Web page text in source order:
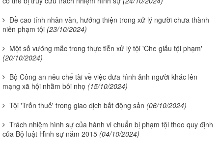
Đề cao tính nhân văn, hướng thiện trong xử lý người chưa thành
niên phạm tội (23/10/2024)
Một số vướng mắc trong thực tiễn xử lý tội 'Che giấu tội phạm'
(20/10/2024)
Bộ Công an nêu chế tài về việc đưa hình ảnh người khác lên
mạng xã hội nhằm bôi nhọ (15/10/2024)
Tội 'Trốn thuế' trong giao dịch bất động sản (06/10/2024)
Trách nhiệm hình sự của hành vi chuẩn bị phạm tội theo quy định
của Bộ luật Hình sự năm 2015 (04/10/2024)